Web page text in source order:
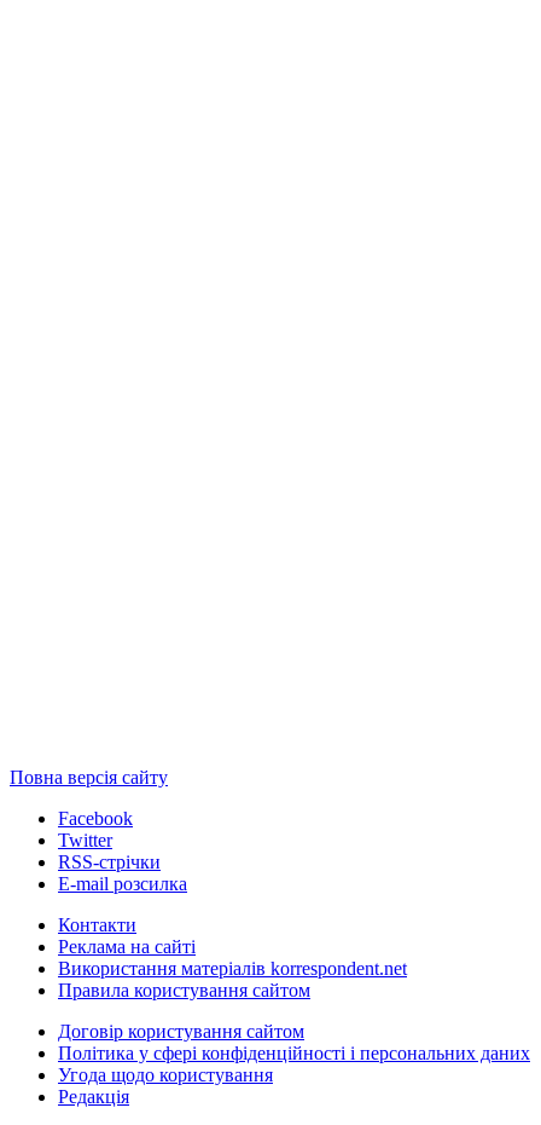
Повна версія сайту
Facebook
Twitter
RSS-стрічки
E-mail розсилка
Контакти
Реклама на сайті
Використання матеріалів korrespondent.net
Правила користування сайтом
Договір користування сайтом
Політика у сфері конфіденційності і персональних даних
Угода щодо користування
Редакція